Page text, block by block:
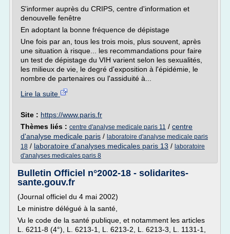
S'informer auprès du CRIPS, centre d'information et
denouvelle fenêtre
En adoptant la bonne fréquence de dépistage
Une fois par an, tous les trois mois, plus souvent, après
une situation à risque... les recommandations pour faire
un test de dépistage du VIH varient selon les sexualités,
les milieux de vie, le degré d'exposition à l'épidémie, le
nombre de partenaires ou l'assiduité à...
Lire la suite
Site : https://www.paris.fr
Thèmes liés : centre d'analyse medicale paris 11 / centre
d'analyse medicale paris / laboratoire d'analyse medicale paris
18 / laboratoire d'analyses medicales paris 13 / laboratoire
d'analyses medicales paris 8
Bulletin Officiel n°2002-18 - solidarites-
sante.gouv.fr
(Journal officiel du 4 mai 2002)
Le ministre délégué à la santé,
Vu le code de la santé publique, et notamment les articles
L. 6211-8 (4°), L. 6213-1, L. 6213-2, L. 6213-3, L. 1131-1,